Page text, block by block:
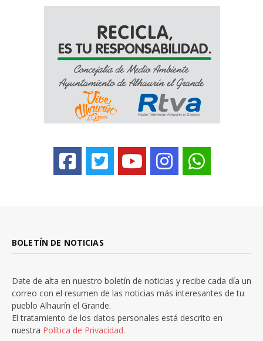
BOLETÍN DE NOTICIAS
Date de alta en nuestro boletín de noticias y recibe cada día un
correo con el resumen de las noticias más interesantes de tu
pueblo Alhaurín el Grande.
El tratamiento de los datos personales está descrito en
nuestra Política de Privacidad.